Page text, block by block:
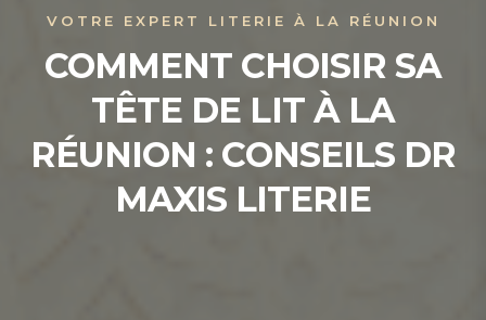
VOTRE EXPERT LITERIE À LA RÉUNION
COMMENT CHOISIR SA
TÊTE DE LIT À LA
RÉUNION : CONSEILS DR
MAXIS LITERIE